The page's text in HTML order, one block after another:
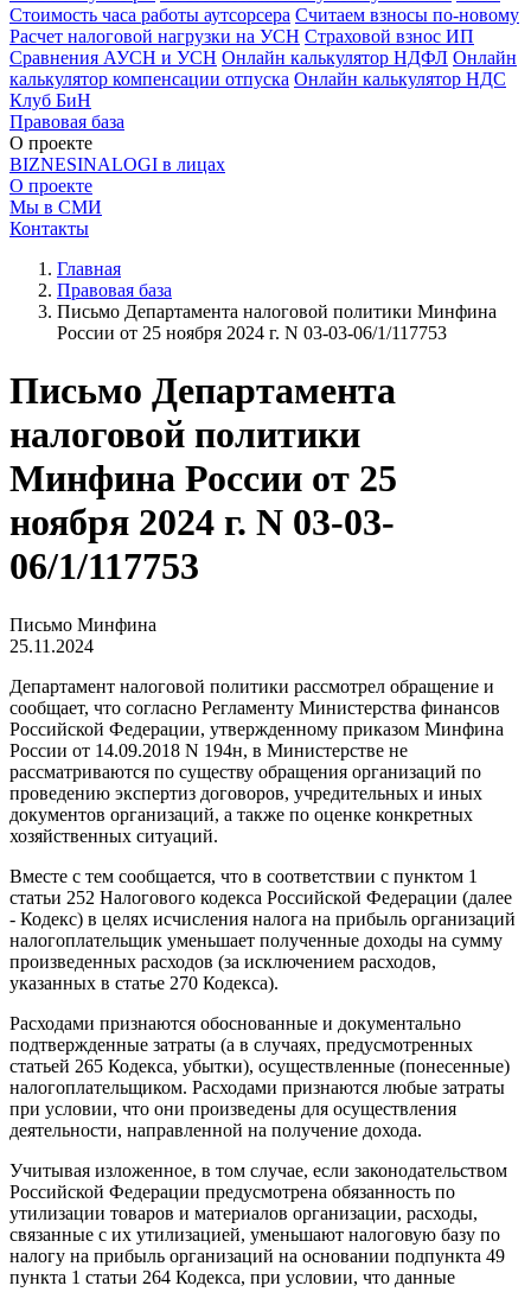
Стоимость часа работы аутсорсера Считаем взносы по-новому
Расчет налоговой нагрузки на УСН Страховой взнос ИП
Сравнения АУСН и УСН Онлайн калькулятор НДФЛ Онлайн
калькулятор компенсации отпуска Онлайн калькулятор НДС
Клуб БиН
Правовая база
О проекте
BIZNESINALOGI в лицах
О проекте
Мы в СМИ
Контакты
Главная
Правовая база
Письмо Департамента налоговой политики Минфина
России от 25 ноября 2024 г. N 03-03-06/1/117753
Письмо Департамента
налоговой политики
Минфина России от 25
ноября 2024 г. N 03-03-
06/1/117753
Письмо Минфина
25.11.2024
Департамент налоговой политики рассмотрел обращение и
сообщает, что согласно Регламенту Министерства финансов
Российской Федерации, утвержденному приказом Минфина
России от 14.09.2018 N 194н, в Министерстве не
рассматриваются по существу обращения организаций по
проведению экспертиз договоров, учредительных и иных
документов организаций, а также по оценке конкретных
хозяйственных ситуаций.
Вместе с тем сообщается, что в соответствии с пунктом 1
статьи 252 Налогового кодекса Российской Федерации (далее
- Кодекс) в целях исчисления налога на прибыль организаций
налогоплательщик уменьшает полученные доходы на сумму
произведенных расходов (за исключением расходов,
указанных в статье 270 Кодекса).
Расходами признаются обоснованные и документально
подтвержденные затраты (а в случаях, предусмотренных
статьей 265 Кодекса, убытки), осуществленные (понесенные)
налогоплательщиком. Расходами признаются любые затраты
при условии, что они произведены для осуществления
деятельности, направленной на получение дохода.
Учитывая изложенное, в том случае, если законодательством
Российской Федерации предусмотрена обязанность по
утилизации товаров и материалов организации, расходы,
связанные с их утилизацией, уменьшают налоговую базу по
налогу на прибыль организаций на основании подпункта 49
пункта 1 статьи 264 Кодекса, при условии, что данные